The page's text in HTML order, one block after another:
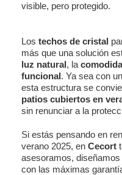
visible, pero protegido.
Los techos de cristal
más que una solución
luz natural, la
funcional. Ya sea con
esta estructura se
patios cubiertos en
sin renunciar a la
Si estás pensando en
verano 2025, en Cecort
asesoramos,
con las máximas